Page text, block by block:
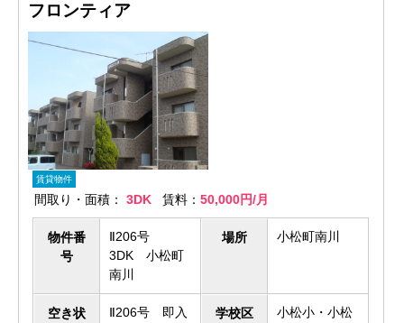
フロンティア
賃貸物件
間取り・面積： 3DK 賃料： 50,000円/月
物件番
号
Ⅱ206号
3DK 小松町
南川
場所 小松町南川
空き状
Ⅱ206号 即入
学校区
小松小・小松